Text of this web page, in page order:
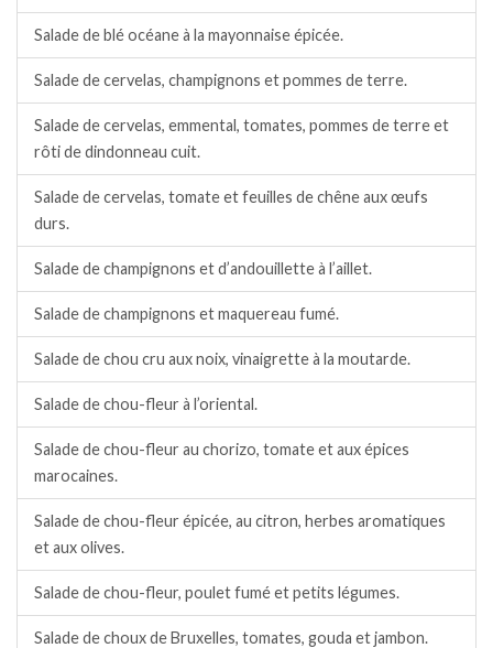
Salade de blé océane à la mayonnaise épicée.
Salade de cervelas, champignons et pommes de terre.
Salade de cervelas, emmental, tomates, pommes de terre et
rôti de dindonneau cuit.
Salade de cervelas, tomate et feuilles de chêne aux œufs
durs.
Salade de champignons et d’andouillette à l’aillet.
Salade de champignons et maquereau fumé.
Salade de chou cru aux noix, vinaigrette à la moutarde.
Salade de chou-fleur à l’oriental.
Salade de chou-fleur au chorizo, tomate et aux épices
marocaines.
Salade de chou-fleur épicée, au citron, herbes aromatiques
et aux olives.
Salade de chou-fleur, poulet fumé et petits légumes.
Salade de choux de Bruxelles, tomates, gouda et jambon.